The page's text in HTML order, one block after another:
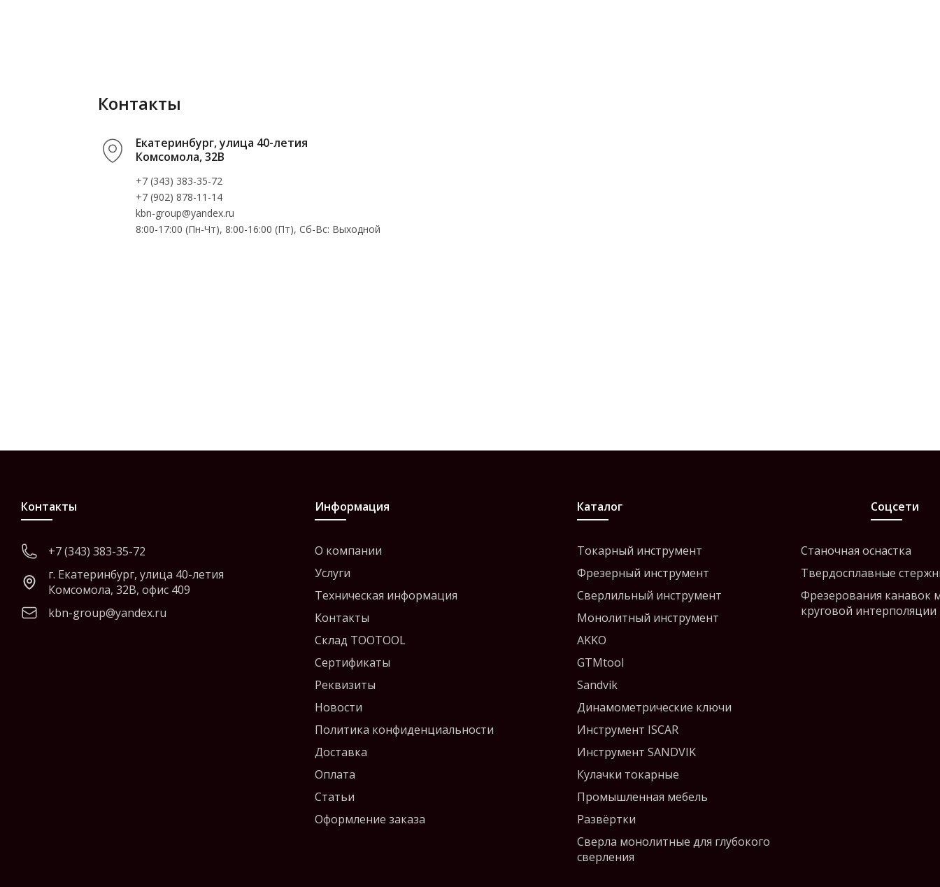
Контакты
Екатеринбург, улица 40-летия
Комсомола, 32В
+7 (343) 383-35-72
+7 (902) 878-11-14
kbn-group@yandex.ru
8:00-17:00 (Пн-Чт), 8:00-16:00 (Пт), Cб-Вс: Выходной
Контакты
+7 (343) 383-35-72
г. Екатеринбург, улица 40-летия
Комсомола, 32В, офис 409
kbn-group@yandex.ru
Информация
О компании
Услуги
Техническая информация
Контакты
Склад TOOTOOL
Сертификаты
Реквизиты
Новости
Политика конфиденциальности
Доставка
Оплата
Статьи
Оформление заказа
Каталог
Токарный инструмент
Фрезерный инструмент
Сверлильный инструмент
Монолитный инструмент
AKKO
GTMtool
Sandvik
Динамометрические ключи
Инструмент ISCAR
Инструмент SANDVIK
Кулачки токарные
Промышленная мебель
Развёртки
Сверла монолитные для глубокого
сверления
Станочная оснастка
Твердосплавные
Фрезерования канавок
круговой интерполяции
Соцсети